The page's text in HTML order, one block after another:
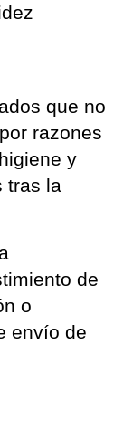
que no
razones
y
tras la
de
o
envío de